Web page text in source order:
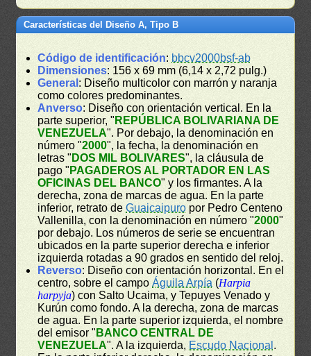
Características del Diseño A, Tipo B
Código de identificación: bbcv2000bsf-ab
Dimensiones: 156 x 69 mm (6,14 x 2,72 pulg.)
General : Diseño multicolor con marrón y naranja
como colores predominantes.
Anverso: Diseño con orientación vertical. En la
parte superior, " REPÚBLICA BOLIVARIANA DE
VENEZUELA". Por debajo, la denominación en
número "2000", la fecha, la denominación en
letras " DOS MIL BOLIVARES", la cláusula de
pago " PAGADEROS AL PORTADOR EN LAS
OFICINAS DEL BANCO" y los firmantes. A la
derecha, zona de marcas de agua. En la parte
inferior, retrato deGuaicaipuro por Pedro Centeno
Vallenilla, con la denominación en número "2000"
por debajo. Los números de serie se encuentran
ubicados en la parte superior derecha e inferior
izquierda rotadas a 90 grados en sentido del reloj.
Reverso: Diseño con orientación horizontal. En el
centro, sobre el campoÁguila Arpía (Harpia
harpyja) con Salto Ucaima, y Tepuyes Venado y
Kurún como fondo. A la derecha, zona de marcas
de agua. En la parte superior izquierda, el nombre
del emisor " BANCO CENTRAL DE
VENEZUELA". A la izquierda, Escudo Nacional .